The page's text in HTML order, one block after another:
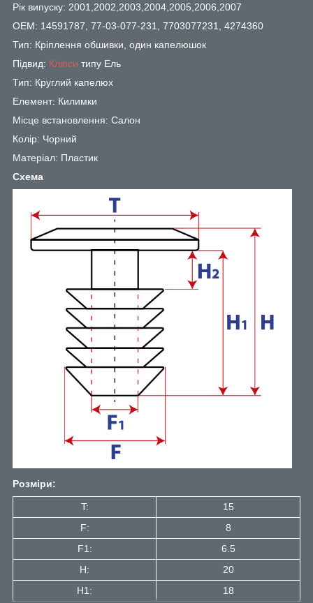
Рік випуску: 2001,2002,2003,2004,2005,2006,2007
OEM: 14591787, 77-03-077-231, 7703077231, 4274360
Тип: Кріплення обшивки, один капелюшок
Підвид: Кліпси типу Ель
Тип: Круглий капелюх
Елемент: Килимки
Місце встановлення: Салон
Колір: Чорний
Матеріал: Пластик
Схема
Розміри:
T:
15
F:
8
F1:
6.5
H:
20
H1:
18